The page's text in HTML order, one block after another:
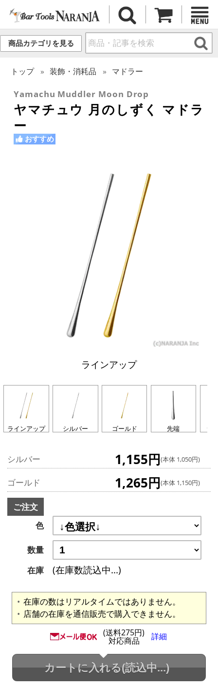
商品カテゴリを見る
トップ 装飾・消耗品 マドラー
Yamachu Muddler Moon Drop
ヤマチュウ 月のしずく マドラ
ー
おすすめ
ラインアップ
ラインアップ シルバー ゴールド 先端 サ
シルバー 1,155円(本体 1,050円)
ゴールド 1,265円(本体 1,150円)
ご注文
色
数量
在庫
(在庫数読込中...)
在庫の数はリアルタイムではありません。
店舗の在庫を通信販売で購入できません。
(送料275円)
対応商品 詳細
カートに入れる(読込中...)